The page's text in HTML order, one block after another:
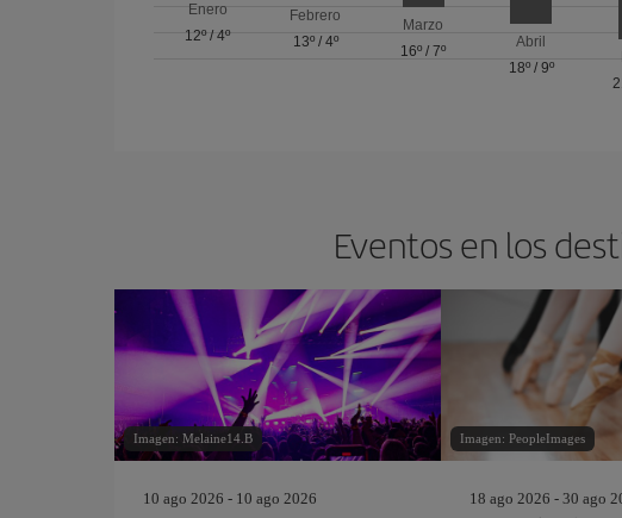
Enero
12º/4º
Febrero
13º/ 4º
Marzo
16º /7º
Abril
18º/ 9º
Eventos en los
Imagen: Melaine14.B
10 ago 2026 - 10 ago 2026
Imagen: PeopleImages
18 ago 2026 - 30 ago